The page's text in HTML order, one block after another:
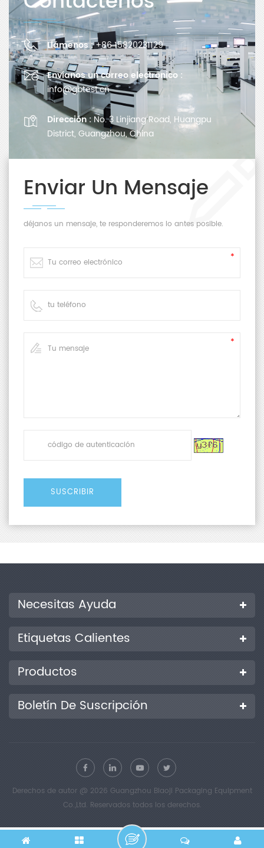
Llámenos :+86 15820231129
Envíanos un correo electrónico :
info@gbtest.cn
Dirección : No. 3 Linjiang Road, Huangpu
District, Guangzhou, China
Enviar Un Mensaje
déjanos un mensaje, te responderemos lo antes posible.
Necesitas Ayuda
Etiquetas Calientes
Productos
Boletín De Suscripción
Derechos de autor @ 2026 Guangzhou Biaoji Packaging Equipment
Co.,Ltd. Reservados todos los derechos.